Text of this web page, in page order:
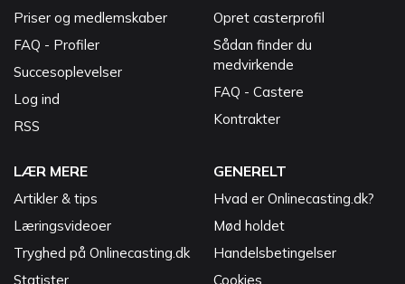
Priser og medlemskaber
FAQ - Profiler
Succesoplevelser
Log ind
RSS
Opret casterprofil
Sådan finder du
medvirkende
FAQ - Castere
Kontrakter
LÆR MERE
Artikler & tips
Læringsvideoer
Tryghed på Onlinecasting.dk
Statister
GENERELT
Hvad er Onlinecasting.dk?
Mød holdet
Handelsbetingelser
Cookies